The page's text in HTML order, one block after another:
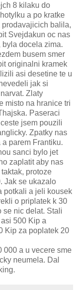
8 kilaku do
a po kratke
balila,
Svejdakun oc nas
docela zima.
busem smer
originalni kramek
asi desetine te u
jak si
Zlaty
misto na hranice tri
Paseraci
jsem pouzili
Zpatky nas
parem Frantiku.
sanci bylo jet
zaplatit aby nas
protoze
Jak se ukazalo
potkali a jeli kousek
o priplatek k 30
se nic delat. Stali
500 Kip a
Kip za poplatek 20
000 a u vecere sme
neumela. Dal